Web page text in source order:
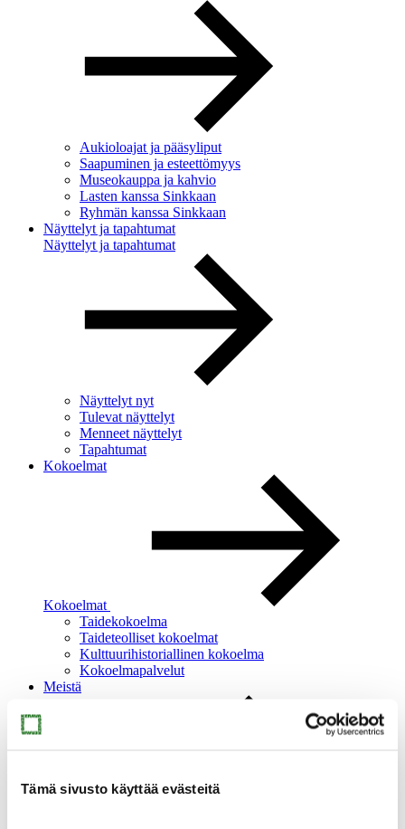
Tämä sivusto käyttää evästeitä
Aukioloajat ja pääsyliput
Saapuminen ja esteettömyys
Museokauppa ja kahvio
Lasten kanssa Sinkkaan
Ryhmän kanssa Sinkkaan
Näyttelyt ja tapahtumat
Näyttelyt ja tapahtumat
Näyttelyt nyt
Tulevat näyttelyt
Menneet näyttelyt
Tapahtumat
Kokoelmat
Kokoelmat
Taidekokoelma
Taideteolliset kokoelmat
Kulttuurihistoriallinen kokoelma
Kokoelmapalvelut
Meistä